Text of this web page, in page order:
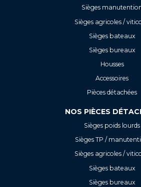
Sièges
Sièges agricoles /
Sièges bateaux
Sièges bureaux
Housses
Accessoires
Pièces détachées
NOS PIÈCES
Sièges poids lourds
Sièges TP /
Sièges agricoles /
Sièges bateaux
Sièges bureaux